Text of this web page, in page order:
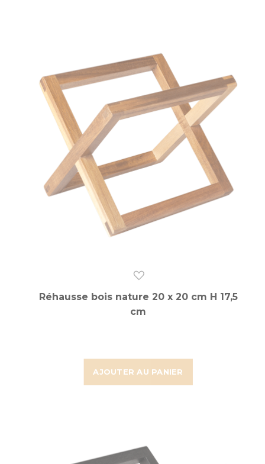
AJOUTER AU PANIER
Réhausse bois nature 20 x 20 cm H 17,5
cm